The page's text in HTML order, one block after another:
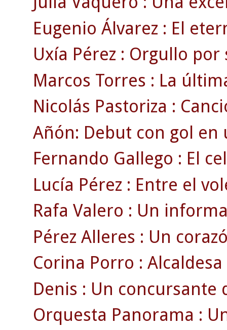
Eugenio Álvarez : El
Uxía Pérez : Orgullo
Marcos Torres : La
Nicolás Pastoriza :
Añón: Debut con gol en
Fernando Gallego : El
Lucía Pérez : Entre el
Rafa Valero : Un
Pérez Alleres : Un
Corina Porro :
Denis : Un concursante
Orquesta Panorama :